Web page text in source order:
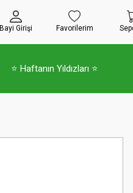
Bayi Girişi Favorilerim
⭐ Haftanın Yıldızları ⭐